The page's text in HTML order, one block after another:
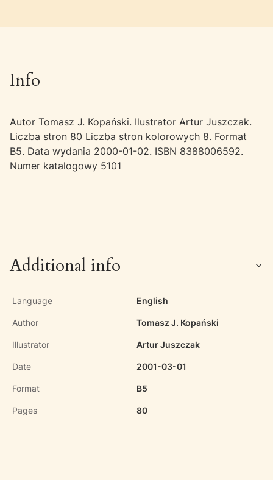
Info
Autor Tomasz J. Kopański. Ilustrator Artur Juszczak.
Liczba stron 80 Liczba stron kolorowych 8. Format
B5. Data wydania 2000-01-02. ISBN 8388006592.
Numer katalogowy 5101
Additional info
Language English
Author Tomasz J. Kopański
Illustrator Artur Juszczak
Date 2001-03-01
Format B5
Pages 80